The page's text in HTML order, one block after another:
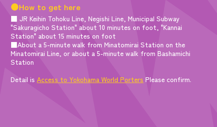
●How to get here
■ JR Keihin Tohoku Line, Negishi Line, Municipal Subway
"Sakuragicho Station" about 10 minutes on foot, "Kannai
Station" about 15 minutes on foot
■About a 5-minute walk from Minatomirai Station on the
Minatomirai Line, or about a 5-minute walk from Bashamichi
Station
Detail isAccess to Yokohama World Porters Please confirm.